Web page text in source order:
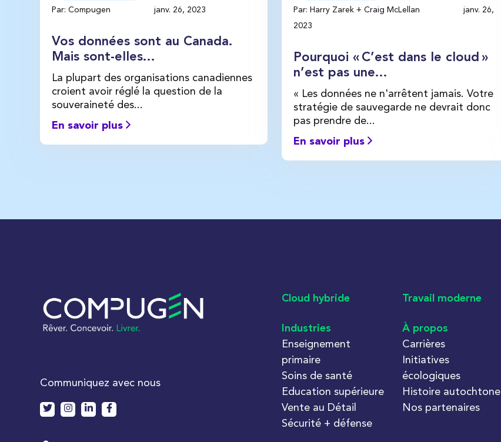
Par: Compugen janv. 26, 2023
Vos données sont au Canada.
Mais sont-elles...
La plupart des organisations canadiennes
croient avoir réglé la question de la
souveraineté des...
En savoir plus
Par: Harry Zarek + Craig McLellan
janv. 26,
2023
Pourquoi « C’est dans le cloud »
n’est pas une...
« Les données ne n'arrêtent jamais. Votre
stratégie de sauvegarde ne devrait donc
pas prendre de...
En savoir plus
Communiquez avec nous
Cloud hybride Travail moderne
Industries
Enseignement
primaire
Soins de santé
Education supérieure
Vente au Détail
Sécurité + défense
À propos
Carrières
Initiatives
écologiques
Histoire autochtone
Nos partenaires